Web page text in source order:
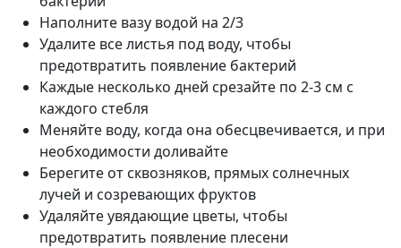
Наполните вазу водой на 2/3
Удалите все листья под воду, чтобы
предотвратить появление бактерий
Каждые несколько дней срезайте по 2-3 см с
каждого стебля
Меняйте воду, когда она обесцвечивается, и при
необходимости доливайте
Берегите от сквозняков, прямых солнечных
лучей и созревающих фруктов
Удаляйте увядающие цветы, чтобы
предотвратить появление плесени